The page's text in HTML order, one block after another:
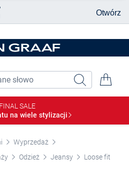
FINAL SALE
na wiele stylizacji
Wyprzedaż
Odzież Jeansy Loose fit
Otwórz